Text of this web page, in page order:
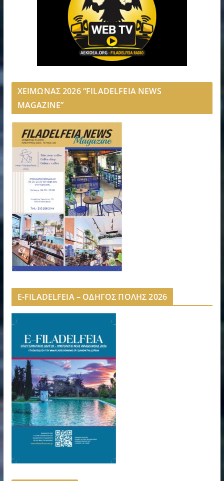
ΧΕΙΜΩΝΑΣ 2026 “FILADELFEIA NEWS
MAGAZINE”
E-FILADELFEIA – ΟΔΗΓΟΣ ΠΟΛΗΣ 2026